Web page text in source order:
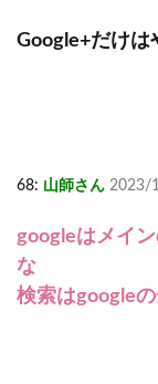
Google+だけは
68: 山師さん 2023/
googleはメイ
な
検索はgoogle